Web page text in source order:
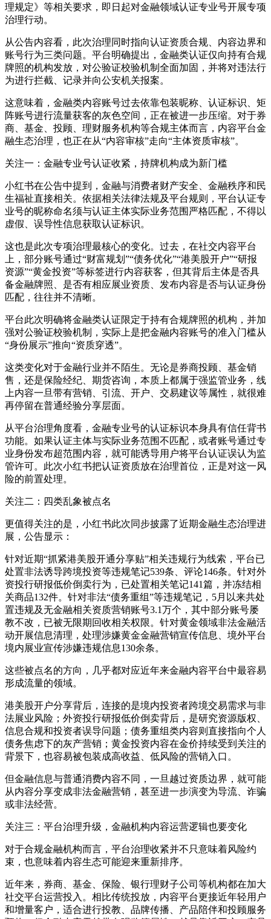
理规定》等相关要求，即日起对金融领域认证专业号开展专项
治理行动。
从公告内容看，此次治理同时指向认证资质合规、内容边界和
账号行为三类问题。平台明确提出，金融类认证仅向持有合规
牌照的机构发放，对公验证校验机制全面加固，并将对违法行
为进行拦截、记录并向公安机关报案。
这意味着，金融类内容账号过去依靠包装昵称、认证标识、矩
阵账号进行流量获客的灰色空间，正在被进一步压缩。对于券
商、基金、投顾、理财服务机构等合规主体而言，内容平台金
融生态治理，也正在从“内容审核”走向“主体资质审核”。
关注一：金融专业号认证收紧，持牌机构成为新门槛
小红书在公告中提到，金融与消费者财产安全、金融秩序和民
生福祉直接相关。依据相关法律法规及平台规则，平台认证专
业号的昵称命名须与认证主体实际业务范围严格匹配，不得以
虚假、误导性信息获取认证标识。
这也是此次专项治理最核心的变化。过去，在社交内容平台
上，部分账号通过“财富规划”“债务优化”“港美股开户”“研报
资源”“黄金投资”等标签进行内容获客，但其背后主体是否具
备金融牌照、是否有相应展业资质、发布内容是否与认证身份
匹配，往往并不清晰。
平台此次明确将金融类认证限定于持有合规牌照的机构，并加
强对公验证校验机制，实际上是把金融内容账号的准入门槛从
“身份展示”推向“资质穿透”。
这类变化对于金融行业并不陌生。无论是券商投顾、基金销
售，还是保险经纪、期货咨询，本质上都属于强监管业务，线
上内容一旦带有营销、引流、开户、交易建议等属性，就很难
再停留在普通经验分享层面。
从平台治理角度看，金融专业号的认证标识本身具有信任背书
功能。如果认证主体与实际业务范围不匹配，或者账号通过专
业身份发布超范围内容，就可能诱导用户将平台认证误认为监
管许可。此次小红书把认证资质放在治理首位，正是对这一风
险的前置处理。
关注二：四类乱象被点名
更值得关注的是，小红书此次同步披露了近期金融生态治理进
展，公告显示：
针对近期“抓紧港美股开通分享贴”相关违规行为线索，平台已
处置非法诱导跨境投资等违规笔记539条、评论146条。针对外
资投行研报低价倒卖行为，已处置相关笔记141篇，并冻结相
关商品132件。针对非法“债务重组”等违规笔记，5月以来共处
置违规及无金融相关资质营销账号3.1万个，其中部分账号屡
教不改，已被无限期回收相关权限。针对黄金领域非法金融活
动开展信息清理，处理涉嫌黄金金融营销宣传信息、境外平台
境内展业宣传涉嫌违规信息130余条。
这些被点名的方向，几乎都对应近年来金融内容平台中最容易
形成流量的领域。
港美股开户分享背后，连接的是境内投资者跨境交易需求与非
法展业风险；外资投行研报低价倒卖背后，是研究资源版权、
信息合规和投资者误导问题；债务重组类内容则直接指向个人
债务焦虑下的灰产营销；黄金投资内容在金价持续受到关注的
背景下，也容易被包装成高收益、低风险的营销入口。
但金融信息与普通消费内容不同，一旦越过资质边界，就可能
从内容分享变成非法金融营销，甚至进一步演变为导流、诈骗
或非法经营。
关注三：平台治理升级，金融机构内容运营逻辑也要变化
对于合规金融机构而言，平台治理收紧并不只意味着风险约
束，也意味着内容生态可能迎来重新排序。
近年来，券商、基金、保险、银行理财子公司等机构都在加大
社交平台运营投入。相比传统投放，内容平台更接近年轻用户
和增量客户，适合进行投教、品牌传播、产品陪伴和投顾服务